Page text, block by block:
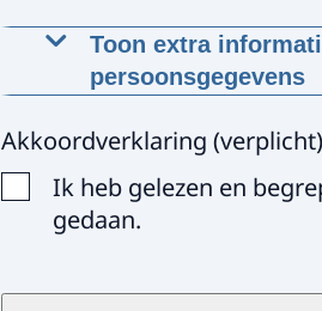
Toon extra
persoonsgegevens
Wij gebruiken uw
om uw vraag te
Op welke manier worden
Akkoordverklaring (verplicht)
Ik heb gelezen en
gedaan.